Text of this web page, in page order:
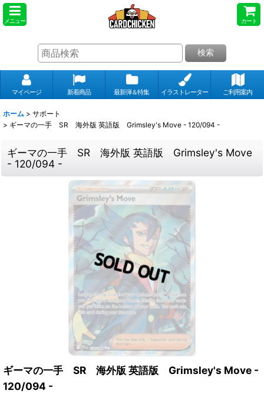
メニュー カート
検索
マイページ 新着商品 最新弾＆特集 イラストレーター ご利用案内
ホーム > サポート
> ギーマの一手 SR 海外版 英語版 Grimsley's Move - 120/094 -
ギーマの一手 SR 海外版 英語版 Grimsley's Move
- 120/094 -
ギーマの一手 SR 海外版 英語版 Grimsley's Move -
120/094 -